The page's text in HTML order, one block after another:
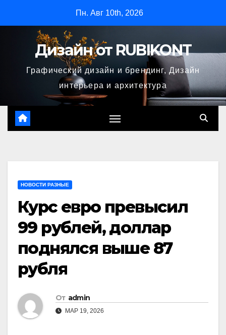
содержимому
Пн. Авг 10th, 2026
Дизайн от RUBIKONT
Графический дизайн и брендинг, Дизайн
интерьера и архитектура
НОВОСТИ РАЗНЫЕ
Курс евро превысил
99 рублей, доллар
поднялся выше 87
рубля
От admin
МАР 19, 2026